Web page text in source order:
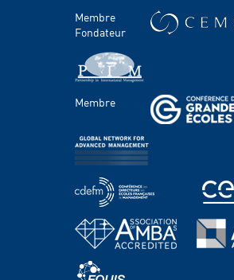
Contacts Presse &
FACULTÉ ET RECHERCHE
Domaines d'étude
Corps professoral
Chaires
Centres
PROGRAMMES
Grande école & Masters
Bachelor Programs
MBA & Executive MBA
Membre
Fondateur
Membre